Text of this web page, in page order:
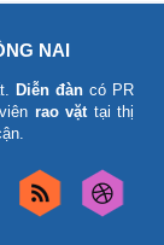
NAI
Diễn đàn có PR
rao vặttại thị